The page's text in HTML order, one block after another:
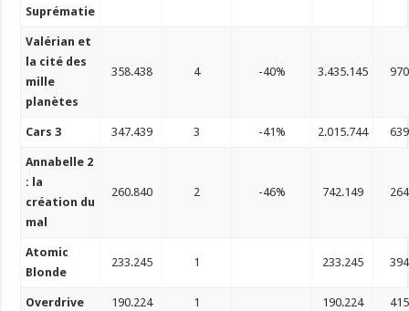
Suprématie
Valérian et
la cité des
mille
planètes
358.438 4 -40% 3.435.145 970
Cars 3 347.439 3 -41% 2.015.744 639
Annabelle 2
: la
création du
mal
260.840 2 -46% 742.149 264
Atomic
Blonde
233.245 1 233.245 394
Overdrive 190.224 1 190.224 415